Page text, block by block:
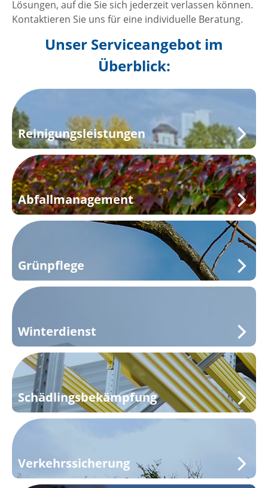
Lösungen, auf die Sie sich jederzeit verlassen können.
Kontaktieren Sie uns für eine individuelle Beratung.
Unser Serviceangebot im
Überblick:
Reinigungsleistungen
Abfallmanagement
Grünpflege
Winterdienst
Schädlingsbekämpfung
Verkehrssicherung